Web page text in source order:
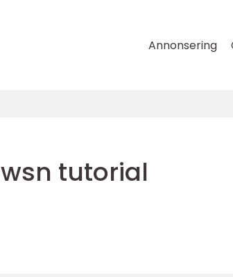
Annonsering
wsn tutorial